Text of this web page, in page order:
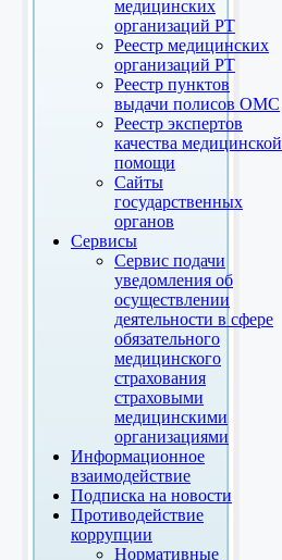
медицинских
организаций РТ
Реестр медицинских
организаций РТ
Реестр пунктов
выдачи полисов ОМС
Реестр экспертов
качества медицинской
помощи
Сайты
государственных
органов
Сервисы
Сервис подачи
уведомления об
осуществлении
деятельности в сфере
обязательного
медицинского
страхования
страховыми
медицинскими
организациями
Информационное
взаимодействие
Подписка на новости
Противодействие
коррупции
Нормативные